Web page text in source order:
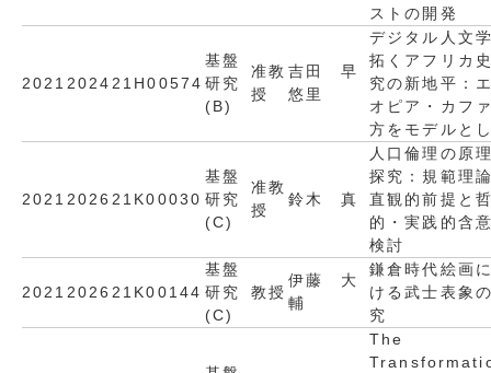
ストの開発
2021 2024 21H00574
基盤
研究
(B)
准教
授
吉田 早
悠里
デジタル人文
拓くアフリカ
究の新地平：
オピア・カフ
方をモデルと
2021 2026 21K00030
基盤
研究
(C)
准教
授
鈴木 真
人口倫理の原
探究：規範理
直観的前提と
的・実践的含
検討
2021 2026 21K00144
基盤
研究
(C)
教授
伊藤 大
輔
鎌倉時代絵画
ける武士表象
究
The